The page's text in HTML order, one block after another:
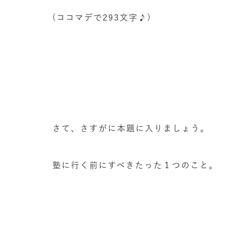
(ココマデで293文字♪)
さて、さすがに本題に入りましょう。
塾に行く前にすべきたった１つのこと。